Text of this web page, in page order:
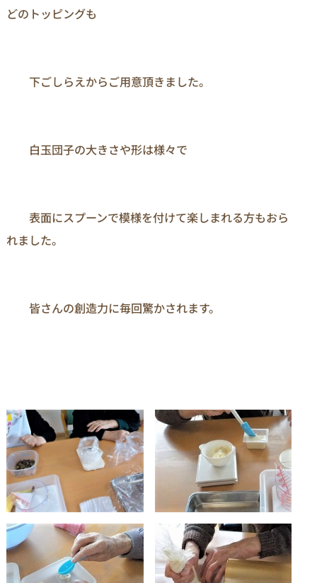
どのトッピングも
下ごしらえからご用意頂きました。
白玉団子の大きさや形は様々で
表面にスプーンで模様を付けて楽しまれる方もおら
れました。
皆さんの創造力に毎回驚かされます。